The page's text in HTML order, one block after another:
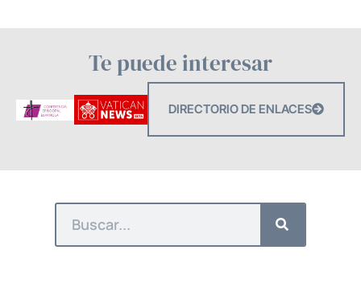
Te puede interesar
DIRECTORIO DE ENLACES